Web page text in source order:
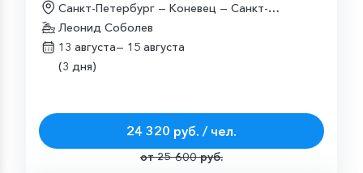
Санкт-Петербург — Коневец — Санкт-
Петербург
Леонид Соболев
13 августа— 15 августа
(3 дня)
24 320 руб. / чел.
от 25 600 руб.